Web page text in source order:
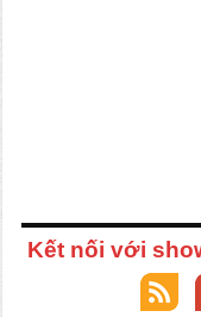
Kết nối với